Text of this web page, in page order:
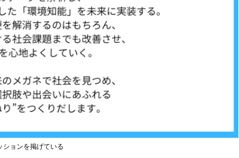
ションを掲げている